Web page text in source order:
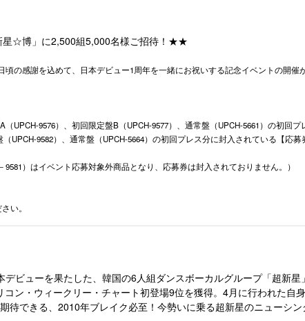
星☆博」に2,500組5,000名様ご招待！★★
の感謝を込めて、日本デビュー1周年を一緒にお祝いする記念イベントの開
UPCH-9576）、初回限定盤B（UPCH-9577）、通常盤（UPCH-5661）の初回
UPCH-9582）、通常盤（UPCH-5664）の初回プレス分に封入されている【応募
）はイベント応募対象外商品となり、応募券は封入されておりません。）
い。
ビューを果たした、韓国の6人組ダンスボーカルグループ「超新星
ン・ウィークリー・チャート初登場9位を獲得。4月に行われた自
待できる、2010年ブレイク必至！今勢いに乗る超新星のニューシン